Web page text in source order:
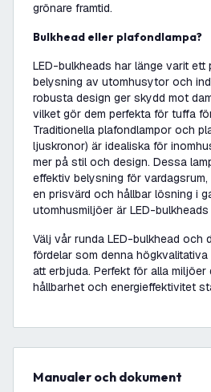
grönare framtid.
Bulkhead eller plafondlampa?
LED-bulkheads har länge varit ett
belysning av utomhusytor och
robusta design ger skydd mot
vilket gör dem perfekta för tuffa
Traditionella plafondlampor och
ljuskronor) är idealiska för
mer på stil och design. Dessa
effektiv belysning för
en prisvärd och hållbar lösning i
utomhusmiljöer är LED-
Välj vår runda LED-bulkhead och
fördelar som denna
att erbjuda. Perfekt för alla miljöer
hållbarhet och energieffektivitet
Manualer och dokument